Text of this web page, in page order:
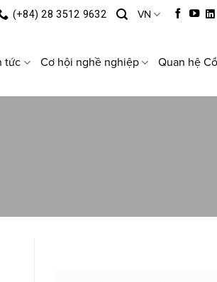
(+84) 28 3512 9632 VN
tức Cơ hội nghề nghiệp Quan hệ